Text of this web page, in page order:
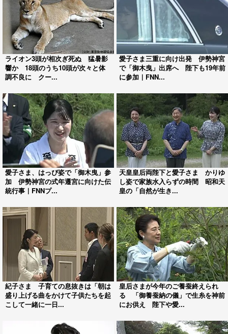
ライオン3頭が相次ぎ死ぬ 猛暑影
響か 18頭のうち10頭が次々と体
調不良に クー...
愛子さま三重に向け出発 伊勢神宮
で「御木曳」出席へ 陛下も19年前
に参加｜FNN...
愛子さま、はっぴ姿で「御木曳」参
加 伊勢神宮の式年遷宮に向けた伝
統行事｜FNNプ...
天皇皇后両陛下と愛子さま かりゆ
し姿で家族水入らずの時間 昭和天
皇の「自然が生き...
紀子さま 子育ての息抜きは「朝は
盛り上げる曲をかけて子供たちを起
こして一緒に一日...
皇后さまが今年のご養蚕終えられ
る 「御養蚕納の儀」で生糸を神前
にお供え 陛下や愛...